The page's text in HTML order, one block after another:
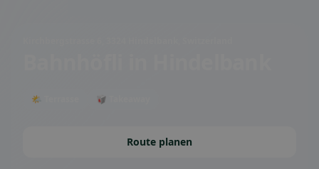
🌤 Terrasse 🥡 Takeaway
Route planen